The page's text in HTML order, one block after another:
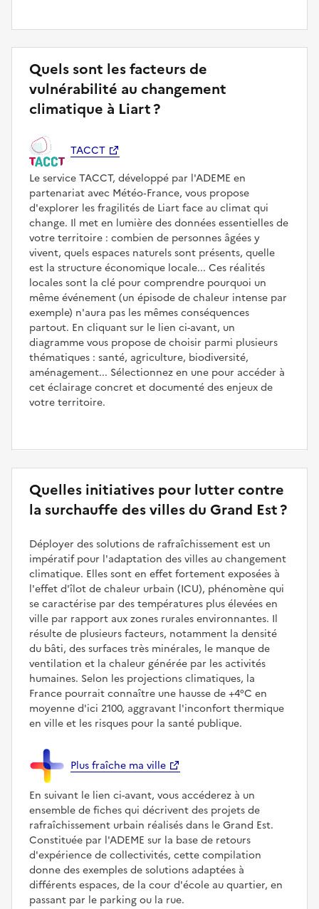
Quels sont les facteurs de
vulnérabilité au changement
climatique à Liart ?
TACCT
Le service TACCT, développé par l'ADEME en
partenariat avec Météo‑France, vous propose
d'explorer les fragilités de Liart face au climat qui
change. Il met en lumière des données essentielles de
votre territoire : combien de personnes âgées y
vivent, quels espaces naturels sont présents, quelle
est la structure économique locale... Ces réalités
locales sont la clé pour comprendre pourquoi un
même événement (un épisode de chaleur intense par
exemple) n'aura pas les mêmes conséquences
partout. En cliquant sur le lien ci-avant, un
diagramme vous propose de choisir parmi plusieurs
thématiques : santé, agriculture, biodiversité,
aménagement... Sélectionnez en une pour accéder à
cet éclairage concret et documenté des enjeux de
votre territoire.
Quelles initiatives pour lutter contre
la surchauffe des villes du Grand Est ?
Déployer des solutions de rafraîchissement est un
impératif pour l'adaptation des villes au changement
climatique. Elles sont en effet fortement exposées à
l'effet d'îlot de chaleur urbain (ICU), phénomène qui
se caractérise par des températures plus élevées en
ville par rapport aux zones rurales environnantes. Il
résulte de plusieurs facteurs, notamment la densité
du bâti, des surfaces très minérales, le manque de
ventilation et la chaleur générée par les activités
humaines. Selon les projections climatiques, la
France pourrait connaître une hausse de +4°C en
moyenne d'ici 2100, aggravant l'inconfort thermique
en ville et les risques pour la santé publique.
Plus fraîche ma ville
En suivant le lien ci-avant, vous accéderez à un
ensemble de fiches qui décrivent des projets de
rafraîchissement urbain réalisés dans le Grand Est.
Constituée par l'ADEME sur la base de retours
d'expérience de collectivités, cette compilation
donne des exemples de solutions adaptées à
différents espaces, de la cour d'école au quartier, en
passant par le parking ou la rue.